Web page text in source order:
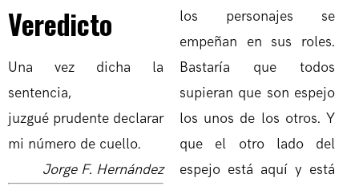
Veredicto
Una vez dicha la
sentencia,
juzgué prudente declarar
mi número de cuello.
Jorge F. Hernández
los personajes se
empeñan en sus roles.
Bastaría que todos
supieran que son espejo
los unos de los otros. Y
que el otro lado del
espejo está aquí y está